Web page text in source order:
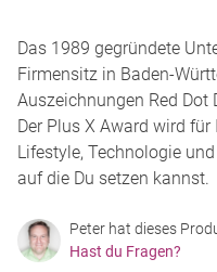
Das 1989 gegründete
Firmensitz in Baden-
Auszeichnungen Red Dot
Der Plus X Award wird
Lifestyle, Technologie
auf die Du setzen kannst.
Peter hat dieses
Hast du Fragen?